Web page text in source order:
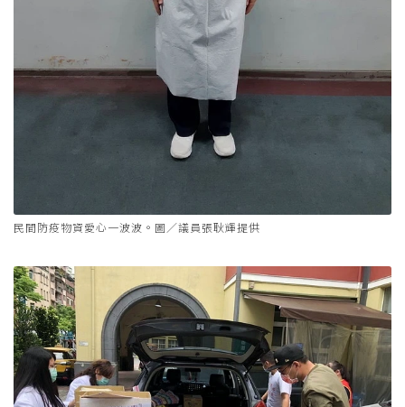
民間防疫物資愛心一波波。圖／議員張耿輝提供